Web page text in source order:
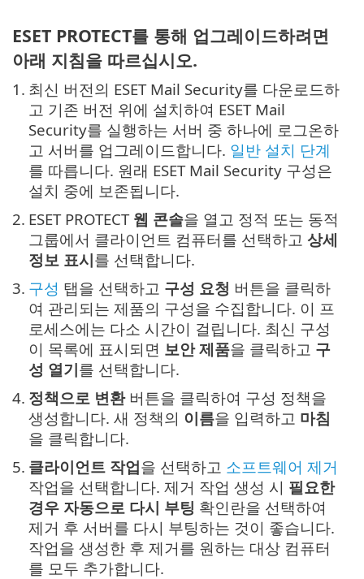
ESET PROTECT를 통해 업그레이드하려면
아래 지침을 따르십시오.
1. 최신 버전의 ESET Mail Security를 다운로드하
고 기존 버전 위에 설치하여 ESET Mail
Security를 실행하는 서버 중 하나에 로그온하
고 서버를 업그레이드합니다. 일반 설치 단계
를 따릅니다. 원래 ESET Mail Security 구성은
설치 중에 보존됩니다.
2. ESET PROTECT웹 콘솔을 열고 정적 또는 동적
그룹에서 클라이언트 컴퓨터를 선택하고 상세
정보 표시를 선택합니다.
3. 구성 탭을 선택하고 구성 요청 버튼을 클릭하
여 관리되는 제품의 구성을 수집합니다. 이 프
로세스에는 다소 시간이 걸립니다. 최신 구성
이 목록에 표시되면 보안 제품을 클릭하고 구
성 열기를 선택합니다.
4. 정책으로 변환버튼을 클릭하여 구성 정책을
생성합니다. 새 정책의 이름을 입력하고 마침
을 클릭합니다.
5. 클라이언트 작업을 선택하고 소프트웨어 제거
작업을 선택합니다. 제거 작업 생성 시 필요한
경우 자동으로 다시 부팅 확인란을 선택하여
제거 후 서버를 다시 부팅하는 것이 좋습니다.
작업을 생성한 후 제거를 원하는 대상 컴퓨터
를 모두 추가합니다.